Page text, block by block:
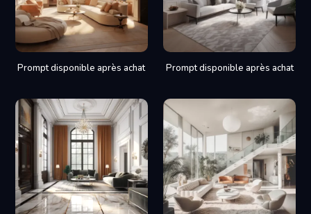
Prompt disponible après achat Prompt disponible après achat